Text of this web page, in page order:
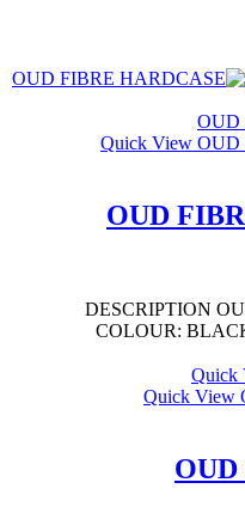
OUD
DESCRIPTION
COLOUR: